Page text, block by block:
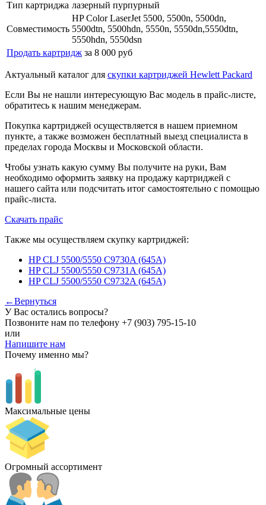
Тип картриджа лазерный пурпурный
Совместимость
HP Color LaserJet 5500, 5500n, 5500dn,
5500dtn, 5500hdn, 5550n, 5550dn,5550dtn,
5550hdn, 5550dsn
Продать картридж за 8 000 руб
Актуальный каталог для скупки картриджей Hewlett Packard
Если Вы не нашли интересующую Вас модель в прайс-листе,
обратитесь к нашим менеджерам.
Покупка картриджей осуществляется в нашем приемном
пункте, а также возможен бесплатный выезд специалиста в
пределах города Москвы и Московской области.
Чтобы узнать какую сумму Вы получите на руки, Вам
необходимо оформить заявку на продажу картриджей с
нашего сайта или подсчитать итог самостоятельно с помощью
прайс-листа.
Скачать прайс
Также мы осуществляем скупку картриджей:
HP CLJ 5500/5550 C9730A (645A)
HP CLJ 5500/5550 C9731A (645A)
HP CLJ 5500/5550 C9732A (645A)
←Вернуться
У Вас остались вопросы?
Позвоните нам по телефону +7 (903) 795-15-10
или
Напишите нам
Почему именно мы?
Максимальные цены
Огромный ассортимент